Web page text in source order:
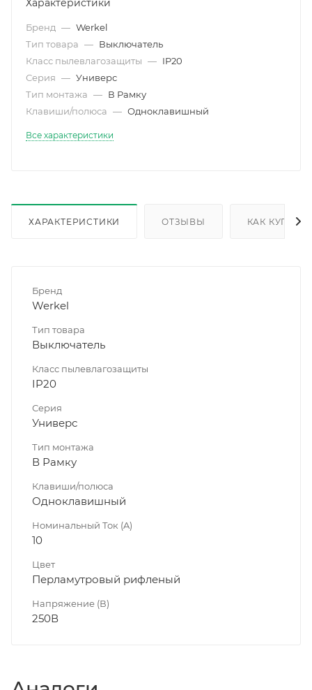
Бренд — Werkel
Тип товара — Выключатель
Класс пылевлагозащиты — IP20
Серия — Универс
Тип монтажа — В Рамку
Клавиши/полюса — Одноклавишный
Все характеристики
ХАРАКТЕРИСТИКИ ОТЗЫВЫ КАК КУПИТЬ
Бренд
Werkel
Тип товара
Выключатель
Класс пылевлагозащиты
IP20
Серия
Универс
Тип монтажа
В Рамку
Клавиши/полюса
Одноклавишный
Номинальный Ток (A)
10
Цвет
Перламутровый рифленый
Напряжение (В)
250В